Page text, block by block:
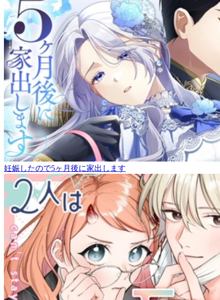
妊娠したので5ヶ月後に家出します